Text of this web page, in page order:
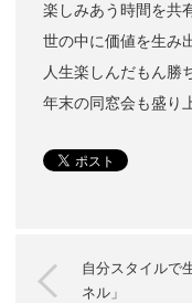
楽しみあう時間を共
世の中に価値を生み
人生楽しんだもん勝
年末の同窓会も盛り
自分スタイルで
ネル」